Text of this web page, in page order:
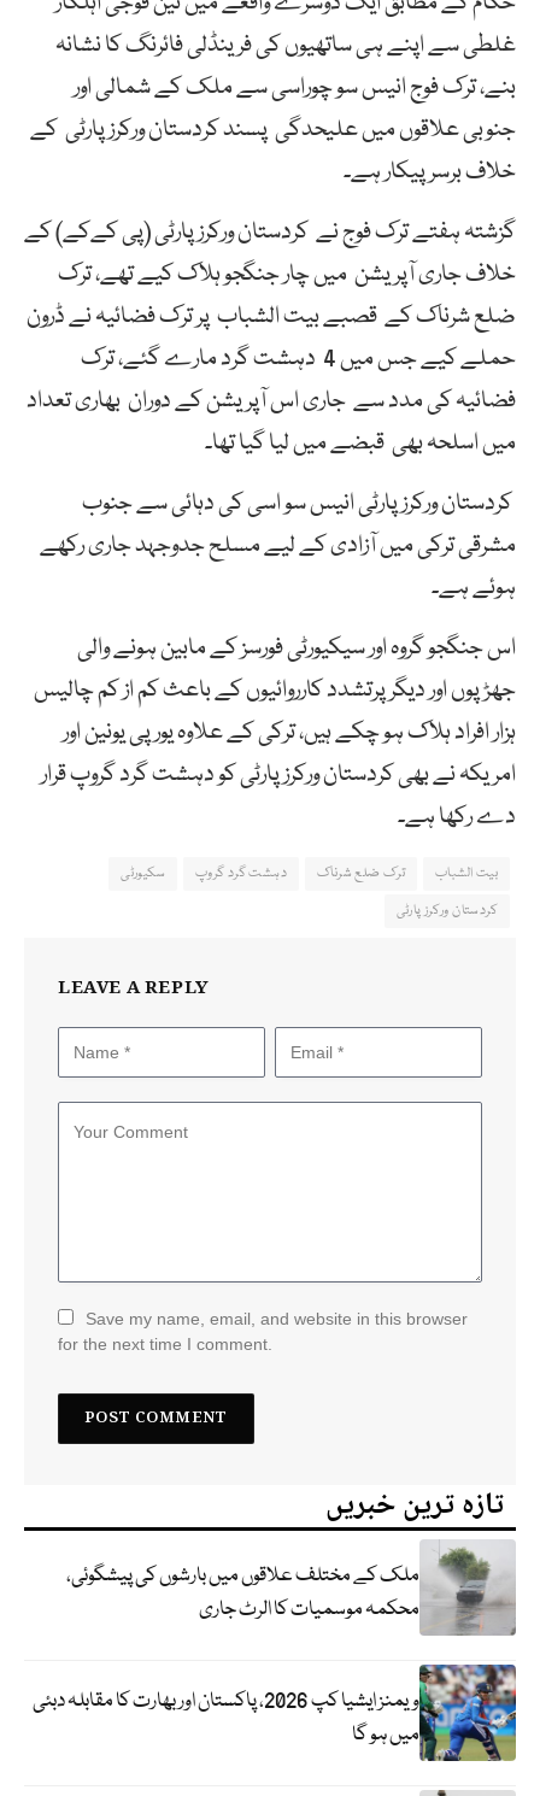
غلطی سے اپنے ہی ساتھیوں کی فرینڈلی فائرنگ کا نشانہ
بنے، ترک فوج انیس سو چوراسی سے ملک کے شمالی اور
جنوبی علاقوں میں علیحدگی پسند کردستان ورکرز پارٹی کے
خلاف برسر پیکار ہے۔
گزشتہ ہفتے ترک فوج نے کردستان ورکرز پارٹی (پی کےکے) کے
خلاف جاری آپریشن میں چار جنگجو ہلاک کیے تھے، ترک
ضلع شرناک کے قصبے بیت الشباب پر ترک فضائیہ نے ڈرون
حملے کیے جس میں 4 دہشت گرد مارے گئے، ترک
فضائیہ کی مدد سے جاری اس آپریشن کے دوران بھاری تعداد
میں اسلحہ بھی قبضے میں لیا گیا تھا۔
کردستان ورکرز پارٹی انیس سو اسی کی دہائی سے جنوب
مشرقی ترکی میں آزادی کے لیے مسلح جدوجہد جاری رکھے
ہوئے ہے۔
اس جنگجو گروہ اور سیکیورٹی فورسز کے مابین ہونے والی
جھڑپوں اور دیگر پرتشدد کارروائیوں کے باعث کم از کم چالیس
ہزار افراد ہلاک ہو چکے ہیں، ترکی کے علاوہ یورپی یونین اور
امریکہ نے بھی کردستان ورکرز پارٹی کو دہشت گرد گروپ قرار
دے رکھا ہے۔
بیت الشباب ترک ضلع شرناک دہشت گرد گروپ
سکیورٹی
کردستان ورکرز پارٹی
LEAVE A REPLY
Save my name, email, and website in this browser
for the next time I comment.
تازہ ترین خبریں
ملک کے مختلف علاقوں میں بارشوں کی پیشگوئی،
محکمہ موسمیات کا الرٹ جاری
ویمنز ایشیا کپ 2026، پاکستان اور بھارت کا مقابلہ دبئی
میں ہو گا